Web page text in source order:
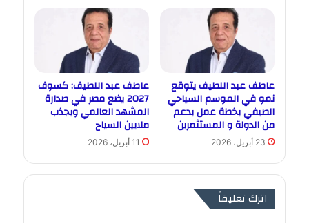
عاطف عبد اللطيف يتوقع
نمو في الموسم السياحي
الصيفي بخطة عمل بدعم
من الدولة و المستثمرين
23 أبريل، 2026
عاطف عبد اللطيف: كسوف
2027 يضع مصر في صدارة
المشهد العالمي ويجذب
ملايين السياح
11 أبريل، 2026
اترك تعليقاً